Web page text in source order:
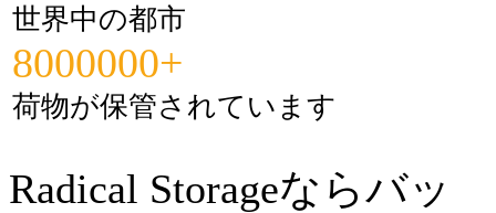
世界中の都市
8000000+
荷物が保管されています
Radical Storageならバッ